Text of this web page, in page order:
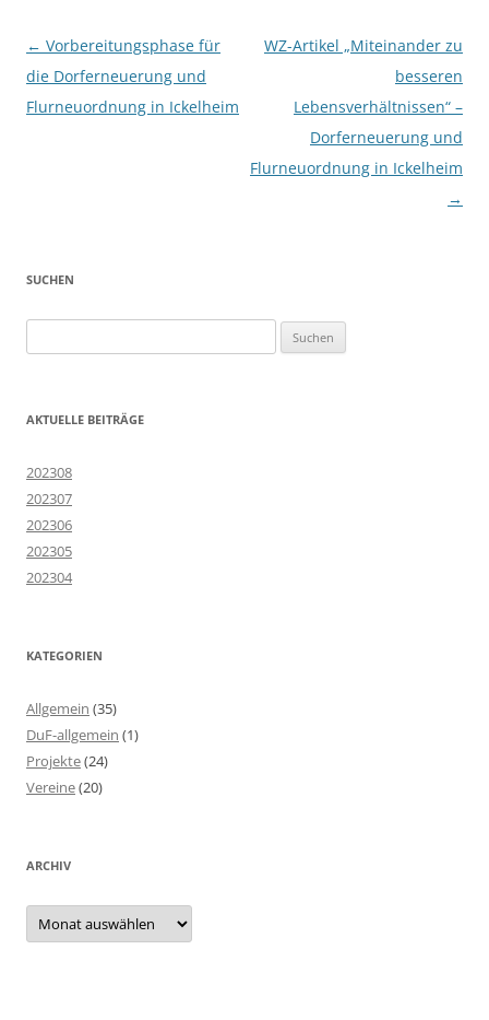
Beitragsnavigation
← Vorbereitungsphase für
die Dorferneuerung und
Flurneuordnung in Ickelheim
WZ-Artikel „Miteinander zu
besseren
Lebensverhältnissen“ –
Dorferneuerung und
Flurneuordnung in Ickelheim
→
SUCHEN
nach:
AKTUELLE BEITRÄGE
202308
202307
202306
202305
202304
KATEGORIEN
Allgemein (35)
DuF-allgemein (1)
Projekte(24)
Vereine(20)
ARCHIV
Archiv